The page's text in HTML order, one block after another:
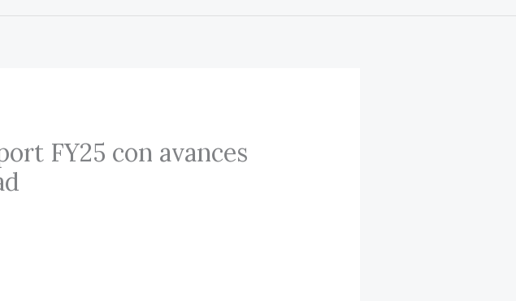
FY25 con avances